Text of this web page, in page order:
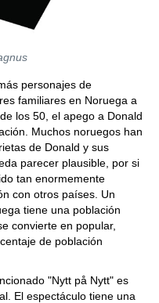
personajes de
familiares en Noruega a
los 50, el apego a Donald
Muchos noruegos han
de Donald y sus
parecer plausible, por si
tan enormemente
con otros países. Un
tiene una población
convierte en popular,
de población
"Nytt på Nytt" es
El espectáculo tiene una